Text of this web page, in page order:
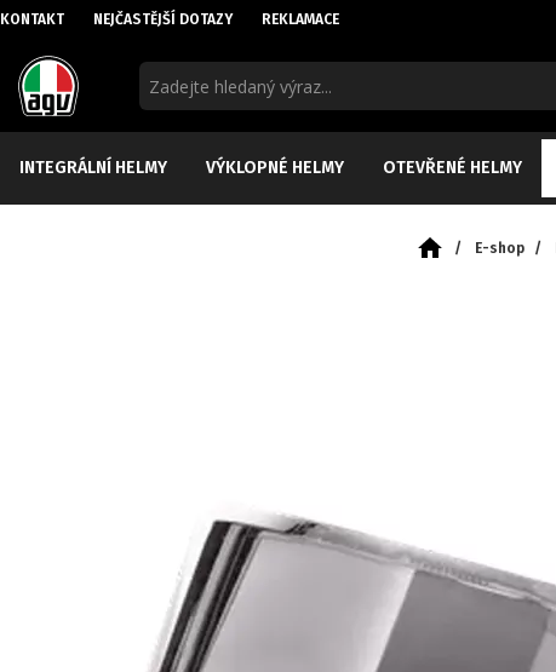
KONTAKT NEJČASTĚJŠÍ DOTAZY REKLAMACE
INTEGRÁLNÍ HELMY VÝKLOPNÉ HELMY OTEVŘENÉ HELMY
/ E-shop /